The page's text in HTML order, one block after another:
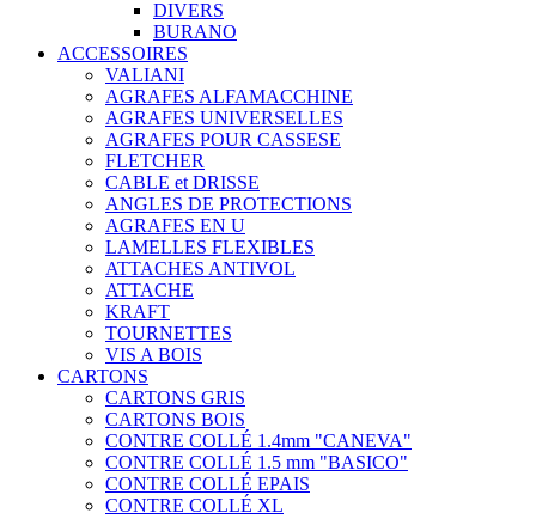
DIVERS
BURANO
ACCESSOIRES
VALIANI
AGRAFES ALFAMACCHINE
AGRAFES UNIVERSELLES
AGRAFES POUR CASSESE
FLETCHER
CABLE et DRISSE
ANGLES DE PROTECTIONS
AGRAFES EN U
LAMELLES FLEXIBLES
ATTACHES ANTIVOL
ATTACHE
KRAFT
TOURNETTES
VIS A BOIS
CARTONS
CARTONS GRIS
CARTONS BOIS
CONTRE COLLÉ 1.4mm "CANEVA"
CONTRE COLLÉ 1.5 mm "BASICO"
CONTRE COLLÉ EPAIS
CONTRE COLLÉ XL